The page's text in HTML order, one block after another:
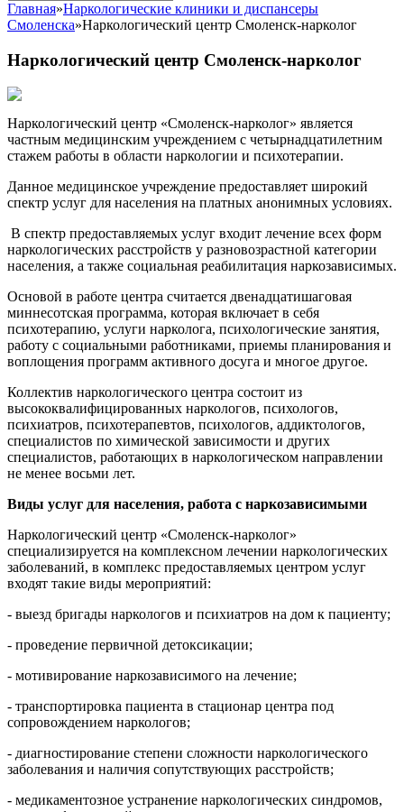
Главная»Наркологические клиники и диспансеры
Смоленска»Наркологический центр Смоленск-нарколог
Наркологический центр Смоленск-нарколог
Наркологический центр «Смоленск-нарколог» является
частным медицинским учреждением с четырнадцатилетним
стажем работы в области наркологии и психотерапии.
Данное медицинское учреждение предоставляет широкий
спектр услуг для населения на платных анонимных условиях.
В спектр предоставляемых услуг входит лечение всех форм
наркологических расстройств у разновозрастной категории
населения, а также социальная реабилитация наркозависимых.
Основой в работе центра считается двенадцатишаговая
миннесотская программа, которая включает в себя
психотерапию, услуги нарколога, психологические занятия,
работу с социальными работниками, приемы планирования и
воплощения программ активного досуга и многое другое.
Коллектив наркологического центра состоит из
высококвалифицированных наркологов, психологов,
психиатров, психотерапевтов, психологов, аддиктологов,
специалистов по химической зависимости и других
специалистов, работающих в наркологическом направлении
не менее восьми лет.
Виды услуг для населения, работа с наркозависимыми
Наркологический центр «Смоленск-нарколог»
специализируется на комплексном лечении наркологических
заболеваний, в комплекс предоставляемых центром услуг
входят такие виды мероприятий:
- выезд бригады наркологов и психиатров на дом к пациенту;
- проведение первичной детоксикации;
- мотивирование наркозависимого на лечение;
- транспортировка пациента в стационар центра под
сопровождением наркологов;
- диагностирование степени сложности наркологического
заболевания и наличия сопутствующих расстройств;
- медикаментозное устранение наркологических синдромов,